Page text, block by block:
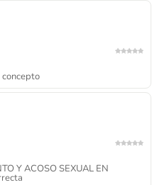
concepto
Y ACOSO SEXUAL EN